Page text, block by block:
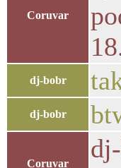
Coruvar
dj-bobr
dj-bobr
Coruvar